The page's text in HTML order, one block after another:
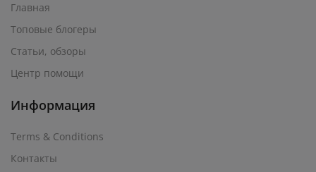
Главная
Топовые блогеры
Статьи, обзоры
Центр помощи
Информация
Terms & Conditions
Контакты